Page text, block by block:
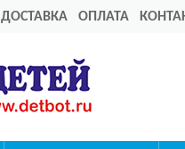
ДОСТАВКА ОПЛАТА